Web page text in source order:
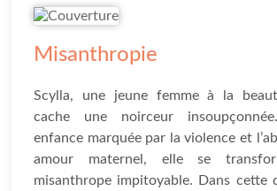
Misanthropie
Scylla, une jeune femme à la
cache une noirceur
enfance marquée par la violence et
amour maternel, elle se
misanthrope impitoyable. Dans cette